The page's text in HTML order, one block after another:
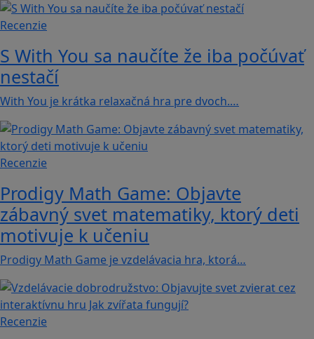
Recenzie
S With You sa naučíte že iba počúvať
nestačí
With You je krátka relaxačná hra pre dvoch.…
Recenzie
Prodigy Math Game: Objavte
zábavný svet matematiky, ktorý deti
motivuje k učeniu
Prodigy Math Game je vzdelávacia hra, ktorá…
Recenzie